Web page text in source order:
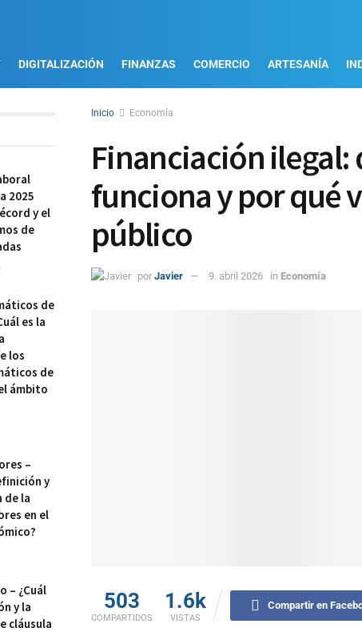
DIGITALIZACIÓN FINANZAS COMERCIO ARTESANÍA
Inicio Economía
Financiación ilegal:
funciona y por qué
público
por Javier 9. abril 2026 in Economía
503
COMPARTIDOS
1.6k
VISTAS
Compartir en
2025
y el
de
de
es la
los
de
ámbito
–
y
de la
en el
– ¿Cuál
y la
cláusula